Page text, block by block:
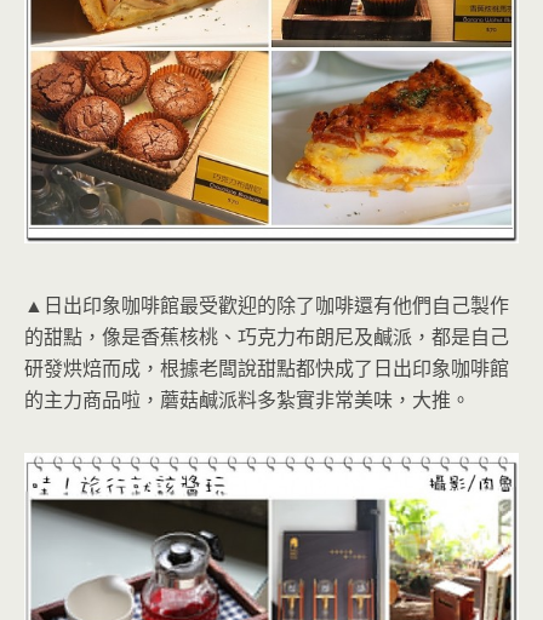
▲日出印象咖啡館最受歡迎的除了咖啡還有他們自己製作
的甜點，像是香蕉核桃、巧克力布朗尼及鹹派，都是自己
研發烘焙而成，根據老闆說甜點都快成了日出印象咖啡館
的主力商品啦，蘑菇鹹派料多紮實非常美味，大推。